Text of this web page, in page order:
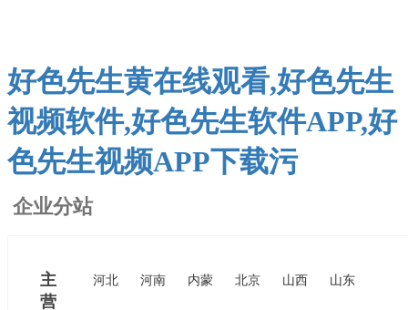
好色先生黄在线观看,好色先生
视频软件,好色先生软件APP,好
色先生视频APP下载污
企业分站
主
营
河北 河南 内蒙 北京 山西 山东